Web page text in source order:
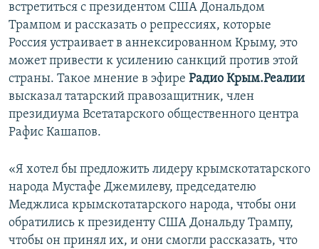
встретиться с президентом США Дональдом
Трампом и рассказать о репрессиях, которые
Россия устраивает в аннексированном Крыму, это
может привести к усилению санкций против этой
страны. Такое мнение в эфире Радио Крым.Реалии
высказал татарский правозащитник, член
президиума Всетатарского общественного центра
Рафис Кашапов.
«Я хотел бы предложить лидеру крымскотатарского
народа Мустафе Джемилеву, председателю
Меджлиса крымскотатарского народа, чтобы они
обратились к президенту США Дональду Трампу,
чтобы он принял их, и они смогли рассказать, что